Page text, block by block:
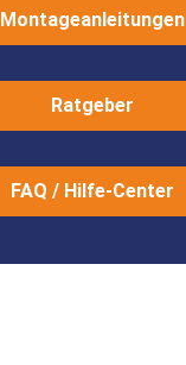
Montageanleitungen
Ratgeber
FAQ / Hilfe-Center